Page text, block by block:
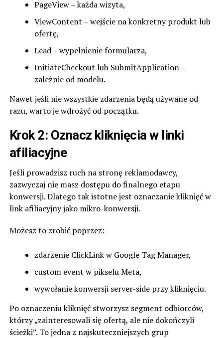
PageView – każda wizyta,
ViewContent – wejście na konkretny produkt lub
ofertę,
Lead – wypełnienie formularza,
InitiateCheckout lub SubmitApplication –
zależnie od modelu.
Nawet jeśli nie wszystkie zdarzenia będą używane od
razu, warto je wdrożyć od początku.
Krok 2: Oznacz kliknięcia w linki
afiliacyjne
Jeśli prowadzisz ruch na stronę reklamodawcy,
zazwyczaj nie masz dostępu do finalnego etapu
konwersji. Dlatego tak istotne jest oznaczanie kliknięć w
link afiliacyjny jako mikro-konwersji.
Możesz to zrobić poprzez:
zdarzenie ClickLink w Google Tag Manager,
custom event w pikselu Meta,
wywołanie konwersji server-side przy kliknięciu.
Po oznaczeniu kliknięć stworzysz segment odbiorców,
którzy „zainteresowali się ofertą, ale nie dokończyli
ścieżki”. To jedna z najskuteczniejszych grup